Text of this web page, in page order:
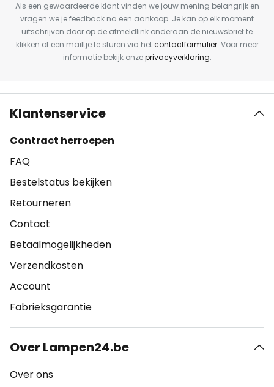
Als een gewaardeerde klant vinden we jouw mening belangrijk en
vragen we je feedback na een aankoop. Je kan op elk moment
uitschrijven door op de afmeldlink onderaan de nieuwsbrief te
klikken of een mailtje te sturen via hetcontactformulier. Voor meer
informatie bekijk onzeprivacyverklaring.
Klantenservice
Contract herroepen
FAQ
Bestelstatus bekijken
Retourneren
Contact
Betaalmogelijkheden
Verzendkosten
Account
Fabrieksgarantie
Over Lampen24.be
Over ons